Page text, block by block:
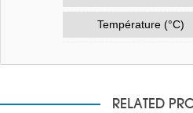
Température (°C)
RELATED